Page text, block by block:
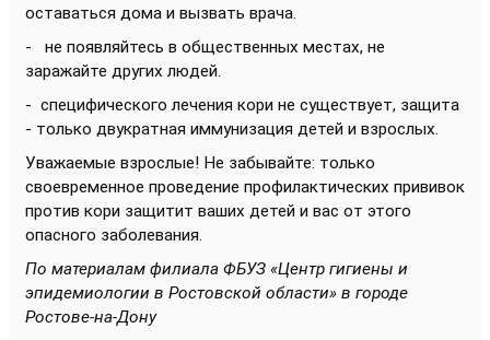
оставаться дома и вызвать врача.
- не появляйтесь в общественных местах, не
заражайте других людей.
- специфического лечения кори не существует, защита
- только двукратная иммунизация детей и взрослых.
Уважаемые взрослые! Не забывайте: только
своевременное проведение профилактических прививок
против кори защитит ваших детей и вас от этого
опасного заболевания.
По материалам филиала ФБУЗ «Центр гигиены и
эпидемиологии в Ростовской области» в городе
Ростове-на-Дону